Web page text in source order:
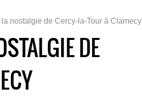
nostalgie de Cercy-la-Tour à Clamecy
DE